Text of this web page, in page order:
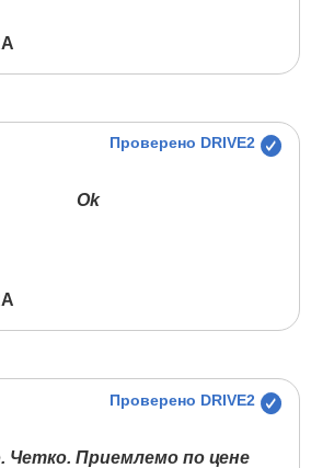
Проверено DRIVE2
Ok
Проверено DRIVE2
Четко. Приемлемо по цене